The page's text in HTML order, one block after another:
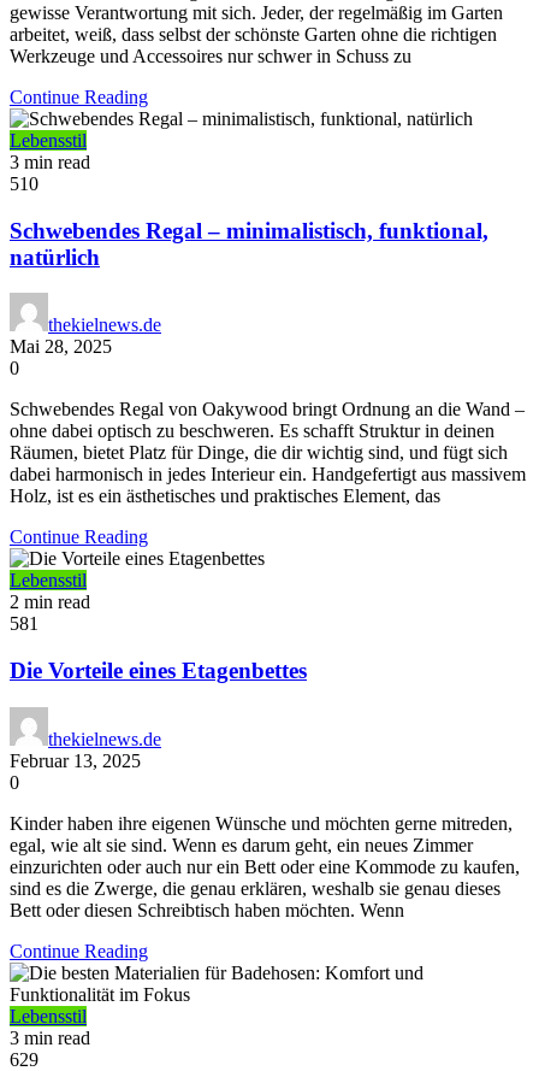
gewisse Verantwortung mit sich. Jeder, der regelmäßig im Garten
arbeitet, weiß, dass selbst der schönste Garten ohne die richtigen
Werkzeuge und Accessoires nur schwer in Schuss zu
Continue Reading
Lebensstil
3 min read
510
Schwebendes Regal – minimalistisch, funktional,
natürlich
thekielnews.de
Mai 28, 2025
0
Schwebendes Regal von Oakywood bringt Ordnung an die Wand –
ohne dabei optisch zu beschweren. Es schafft Struktur in deinen
Räumen, bietet Platz für Dinge, die dir wichtig sind, und fügt sich
dabei harmonisch in jedes Interieur ein. Handgefertigt aus massivem
Holz, ist es ein ästhetisches und praktisches Element, das
Continue Reading
Lebensstil
2 min read
581
Die Vorteile eines Etagenbettes
thekielnews.de
Februar 13, 2025
0
Kinder haben ihre eigenen Wünsche und möchten gerne mitreden,
egal, wie alt sie sind. Wenn es darum geht, ein neues Zimmer
einzurichten oder auch nur ein Bett oder eine Kommode zu kaufen,
sind es die Zwerge, die genau erklären, weshalb sie genau dieses
Bett oder diesen Schreibtisch haben möchten. Wenn
Continue Reading
Lebensstil
3 min read
629